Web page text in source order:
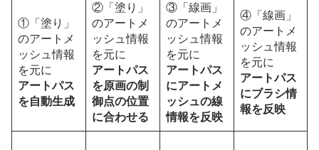
①「塗り」
のアートメ
ッシュ情報
を元に
アートパス
を自動生成
②「塗り」
のアートメ
ッシュ情報
を元に
アートパス
を原画の制
御点の位置
に合わせる
③「線画」
のアートメ
ッシュ情報
を元に
アートパス
にアートメ
ッシュの線
情報を反映
④「線画」
のアートメ
ッシュ情報
を元に
アートパス
にブラシ情
報を反映